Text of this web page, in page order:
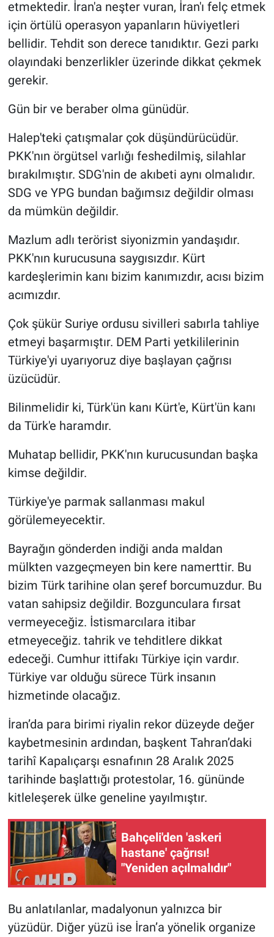
etmektedir. İran'a neşter vuran, İran'ı felç etmek
için örtülü operasyon yapanların hüviyetleri
bellidir. Tehdit son derece tanıdıktır. Gezi parkı
olayındaki benzerlikler üzerinde dikkat çekmek
gerekir.
Gün bir ve beraber olma günüdür.
Halep'teki çatışmalar çok düşündürücüdür.
PKK'nın örgütsel varlığı feshedilmiş, silahlar
bırakılmıştır. SDG'nin de akıbeti aynı olmalıdır.
SDG ve YPG bundan bağımsız değildir olması
da mümkün değildir.
Mazlum adlı terörist siyonizmin yandaşıdır.
PKK'nın kurucusuna saygısızdır. Kürt
kardeşlerimin kanı bizim kanımızdır, acısı bizim
acımızdır.
Çok şükür Suriye ordusu sivilleri sabırla tahliye
etmeyi başarmıştır. DEM Parti yetkililerinin
Türkiye'yi uyarıyoruz diye başlayan çağrısı
üzücüdür.
Bilinmelidir ki, Türk'ün kanı Kürt'e, Kürt'ün kanı
da Türk'e haramdır.
Muhatap bellidir, PKK'nın kurucusundan başka
kimse değildir.
Türkiye'ye parmak sallanması makul
görülemeyecektir.
Bayrağın gönderden indiği anda maldan
mülkten vazgeçmeyen bin kere namerttir. Bu
bizim Türk tarihine olan şeref borcumuzdur. Bu
vatan sahipsiz değildir. Bozgunculara fırsat
vermeyeceğiz. İstismarcılara itibar
etmeyeceğiz. tahrik ve tehditlere dikkat
edeceği. Cumhur ittifakı Türkiye için vardır.
Türkiye var olduğu sürece Türk insanın
hizmetinde olacağız.
İran’da para birimi riyalin rekor düzeyde değer
kaybetmesinin ardından, başkent Tahran’daki
tarihî Kapalıçarşı esnafının 28 Aralık 2025
tarihinde başlattığı protestolar, 16. gününde
kitleleşerek ülke geneline yayılmıştır.
Bahçeli'den 'askeri
hastane' çağrısı!
"Yeniden açılmalıdır"
Bu anlatılanlar, madalyonun yalnızca bir
yüzüdür. Diğer yüzü ise İran’a yönelik organize